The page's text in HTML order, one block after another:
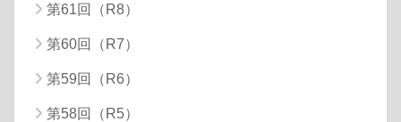
第61回（R8）
第60回（R7）
第59回（R6）
第58回（R5）